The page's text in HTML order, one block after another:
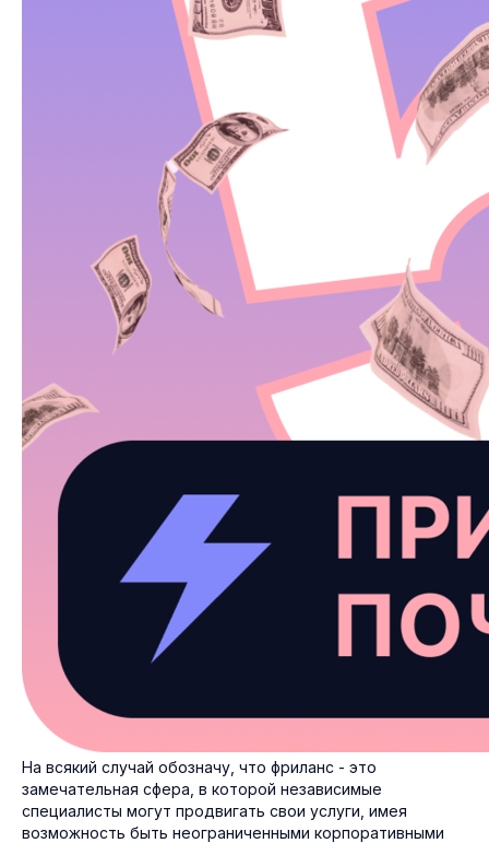
На всякий случай обозначу, что фриланс - это
замечательная сфера, в которой независимые
специалисты могут продвигать свои услуги, имея
возможность быть неограниченными корпоративными